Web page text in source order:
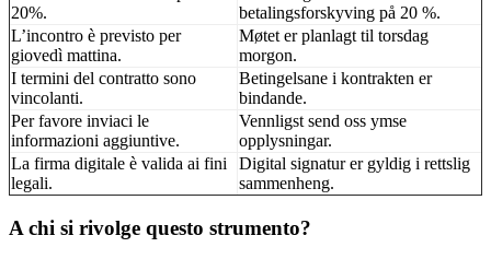
20%.
betalingsforskyving på 20 %.
L’incontro è previsto per
giovedì mattina.
Møtet er planlagt til torsdag
morgon.
I termini del contratto sono
vincolanti.
Betingelsane i kontrakten er
bindande.
Per favore inviaci le
informazioni aggiuntive.
Vennligst send oss ymse
opplysningar.
La firma digitale è valida ai fini
legali.
Digital signatur er gyldig i rettslig
sammenheng.
A chi si rivolge questo strumento?